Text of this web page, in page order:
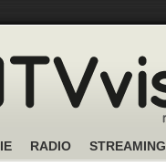
RADIO STREAMING